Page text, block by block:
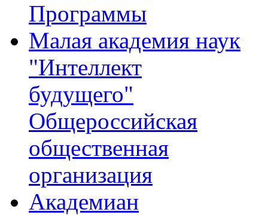
Программы
Малая академия наук
"Интеллект
будущего"
Общероссийская
общественная
организация
Академиан